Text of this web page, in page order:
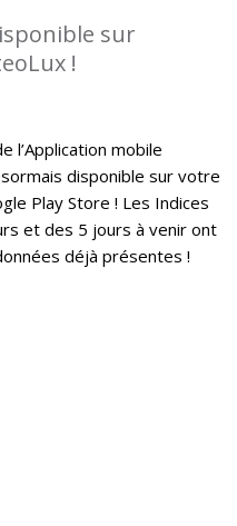
sur
!
l’Application mobile
disponible sur votre
Play Store ! Les Indices
et des 5 jours à venir ont
déjà présentes !